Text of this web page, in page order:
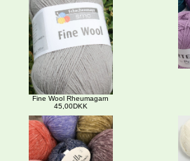
Fine Wool Rheumagarn
45,00DKK